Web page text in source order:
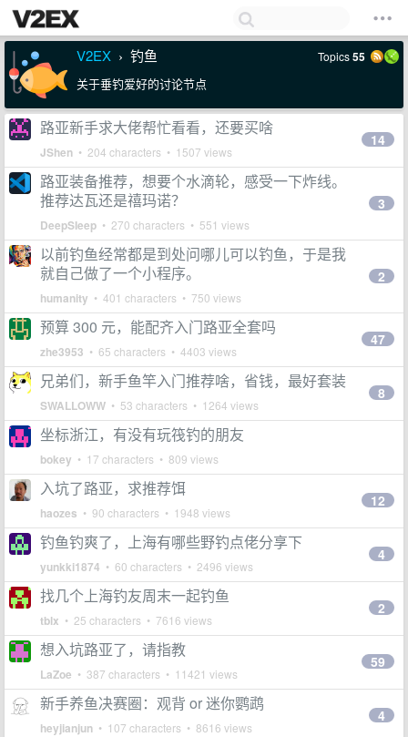
V2EX › 钓鱼 Topics55
关于垂钓爱好的讨论节点
路亚新手求大佬帮忙看看，还要买啥
JShen • 204 characters • 1507 views
14
路亚装备推荐，想要个水滴轮，感受一下炸线。
推荐达瓦还是禧玛诺？
DeepSIeep • 270 characters • 551 views
3
以前钓鱼经常都是到处问哪儿可以钓鱼，于是我
就自己做了一个小程序。
humanity • 401 characters • 750 views
2
预算 300 元，能配齐入门路亚全套吗
zhe3953 • 65 characters • 4403 views
47
兄弟们，新手鱼竿入门推荐啥，省钱，最好套装
SWALLOWW • 53 characters • 1264 views
8
坐标浙江，有没有玩筏钓的朋友
bokey • 17 characters • 809 views
入坑了路亚，求推荐饵
haozes • 90 characters • 1948 views
12
钓鱼钓爽了，上海有哪些野钓点佬分享下
yunkki1874 • 60 characters • 2496 views
4
找几个上海钓友周末一起钓鱼
tblx • 25 characters • 7616 views
2
想入坑路亚了，请指教
LaZoe • 387 characters • 11421 views
59
新手养鱼决赛圈：观背 or 迷你鹦鹉
heyjianjun • 107 characters • 8616 views
4